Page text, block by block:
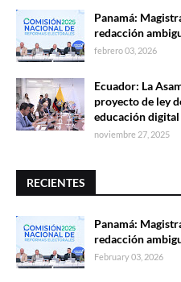
Panamá:
redacción
febrero 03, 2026
Ecuador: La
proyecto de ley
educación digital
noviembre 27, 2025
RECIENTES
Panamá:
redacción
February 03, 2026